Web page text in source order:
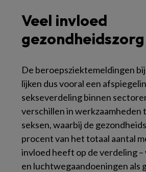
Veel invloed
gezondheidszorg
De beroepsziektemeldingen
lijken dus vooral een
sekseverdeling binnen
verschillen in werkzaamheden
seksen, waarbij de
procent van het totaal aantal
invloed heeft op de verdeling –
en luchtwegaandoeningen als